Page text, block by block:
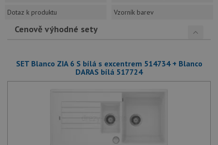
Dotaz k produktu
Vzorník barev
Cenově výhodné sety
SET Blanco ZIA 6 S bílá s excentrem 514734 + Blanco
DARAS bílá 517724